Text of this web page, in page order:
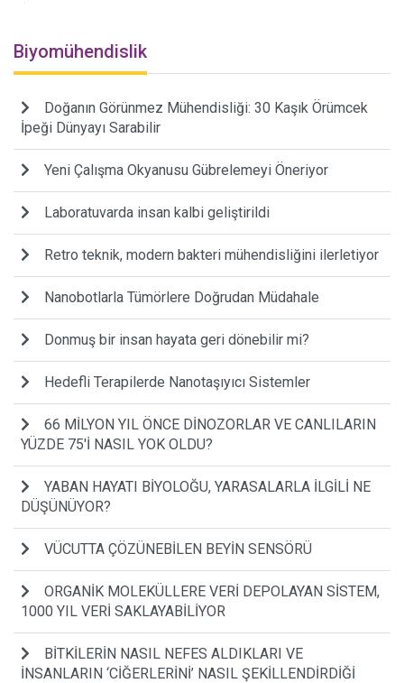
Biyomühendislik
Doğanın Görünmez Mühendisliği: 30 Kaşık Örümcek
İpeği Dünyayı Sarabilir
Yeni Çalışma Okyanusu Gübrelemeyi Öneriyor
Laboratuvarda insan kalbi geliştirildi
Retro teknik, modern bakteri mühendisliğini ilerletiyor
Nanobotlarla Tümörlere Doğrudan Müdahale
Donmuş bir insan hayata geri dönebilir mi?
Hedefli Terapilerde Nanotaşıyıcı Sistemler
66 MİLYON YIL ÖNCE DİNOZORLAR VE CANLILARIN
YÜZDE 75'İ NASIL YOK OLDU?
YABAN HAYATI BİYOLOĞU, YARASALARLA İLGİLİ NE
DÜŞÜNÜYOR?
VÜCUTTA ÇÖZÜNEBİLEN BEYİN SENSÖRÜ
ORGANİK MOLEKÜLLERE VERİ DEPOLAYAN SİSTEM,
1000 YIL VERİ SAKLAYABİLİYOR
BİTKİLERİN NASIL NEFES ALDIKLARI VE
İNSANLARIN ‘CİĞERLERİNİ’ NASIL ŞEKİLLENDİRDİĞİ